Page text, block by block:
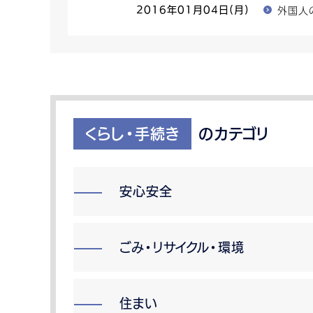
2016年01月04日(月) 外国人
くらし・手続き のカテゴリ
安心安全
ごみ・リサイクル・環境
住まい